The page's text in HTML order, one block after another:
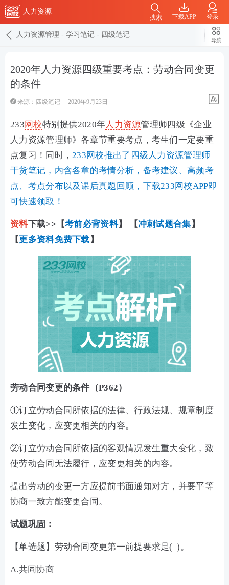
人力资源
下载APP 登录
搜索
人力资源管理 - 学习笔记 - 四级笔记
导航
2020年人力资源四级重要考点：劳动合同变更
的条件
来源： 四级笔记 2020年9月23日
233网校特别提供2020年人力资源管理师四级《企业
人力资源管理师》各章节重要考点，考生们一定要重
点复习！同时，233网校推出了四级人力资源管理师
干货笔记，内含各章的考情分析，备考建议、高频考
点、考点分布以及课后真题回顾，下载233网校APP即
可快速领取！
资料下载>>【考前必背资料】 【冲刺试题合集 】
【更多资料免费下载 】
劳动合同变更的条件（P362）
①订立劳动合同所依据的法律、行政法规、规章制度
发生变化，应变更相关的内容。
②订立劳动合同所依据的客观情况发生重大变化，致
使劳动合同无法履行，应变更相关的内容。
提出劳动的变更一方应提前书面通知对方，并要平等
协商一致方能变更合同。
试题巩固：
【单选题】劳动合同变更第一前提要求是( )。
A.共同协商